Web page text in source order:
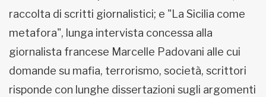
raccolta di scritti giornalistici; e "La Sicilia come
metafora", lunga intervista concessa alla
giornalista francese Marcelle Padovani alle cui
domande su mafia, terrorismo, società, scrittori
risponde con lunghe dissertazioni sugli argomenti